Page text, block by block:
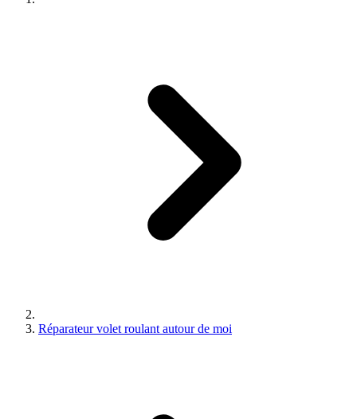
Réparateur volet roulant autour de moi